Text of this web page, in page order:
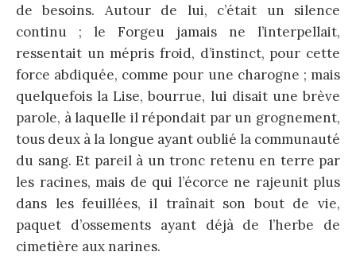
de besoins. Autour de lui, c’était un silence
continu ; le Forgeu jamais ne l’interpellait,
ressentait un mépris froid, d’instinct, pour cette
force abdiquée, comme pour une charogne ; mais
quelquefois la Lise, bourrue, lui disait une brève
parole, à laquelle il répondait par un grognement,
tous deux à la longue ayant oublié la communauté
du sang. Et pareil à un tronc retenu en terre par
les racines, mais de qui l’écorce ne rajeunit plus
dans les feuillées, il traînait son bout de vie,
paquet d’ossements ayant déjà de l’herbe de
cimetière aux narines.